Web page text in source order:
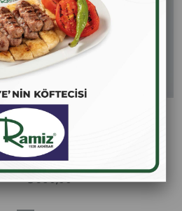
%100 Süzme Çiçek Balı 850 gr.
₺350,00